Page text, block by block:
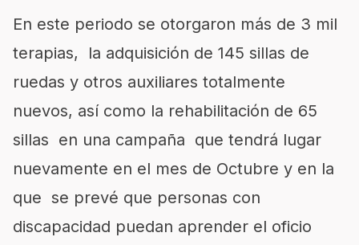
En este periodo se otorgaron más de 3 mil
terapias, la adquisición de 145 sillas de
ruedas y otros auxiliares totalmente
nuevos, así como la rehabilitación de 65
sillas en una campaña que tendrá lugar
nuevamente en el mes de Octubre y en la
que se prevé que personas con
discapacidad puedan aprender el oficio